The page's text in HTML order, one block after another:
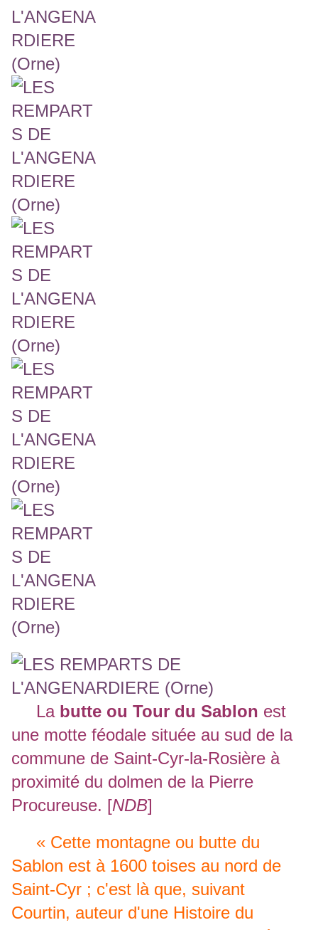
La butte ou Tour du Sablon est
une motte féodale située au sud de la
commune de Saint-Cyr-la-Rosière à
proximité du dolmen de la Pierre
Procureuse. [NDB]
« Cette montagne ou butte du
Sablon est à 1600 toises au nord de
Saint-Cyr ; c'est là que, suivant
Courtin, auteur d'une Histoire du